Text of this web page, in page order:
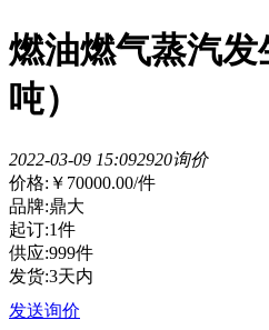
燃油燃气蒸汽发
吨）
2022-03-09 15:092920询价
价格: ￥70000.00/件
品牌:鼎大
起订:1件
供应:999件
发货:3天内
发送询价